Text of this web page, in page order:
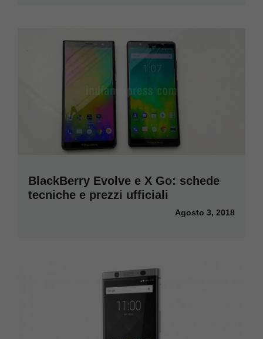
BlackBerry Evolve e X Go: schede
tecniche e prezzi ufficiali
Agosto 3, 2018